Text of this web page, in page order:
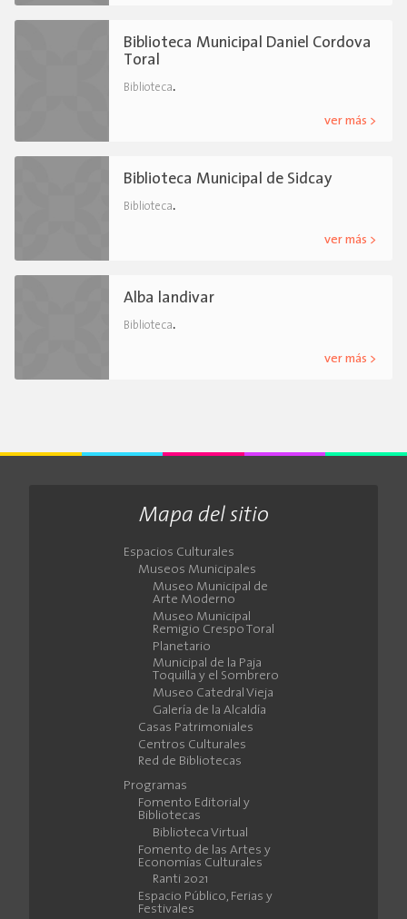
Biblioteca Municipal Daniel Cordova
Toral
Biblioteca.
ver más >
Biblioteca Municipal de Sidcay
Biblioteca.
ver más >
Alba landivar
Biblioteca.
ver más >
Mapa del sitio
Espacios Culturales
Museos Municipales
Museo Municipal de
Arte Moderno
Museo Municipal
Remigio Crespo Toral
Planetario
Municipal de la Paja
Toquilla y el Sombrero
Museo Catedral Vieja
Galería de la Alcaldía
Casas Patrimoniales
Centros Culturales
Red de Bibliotecas
Programas
Fomento Editorial y
Bibliotecas
Biblioteca Virtual
Fomento de las Artes y
Economías Culturales
Ranti 2021
Espacio Público, Ferias y
Festivales